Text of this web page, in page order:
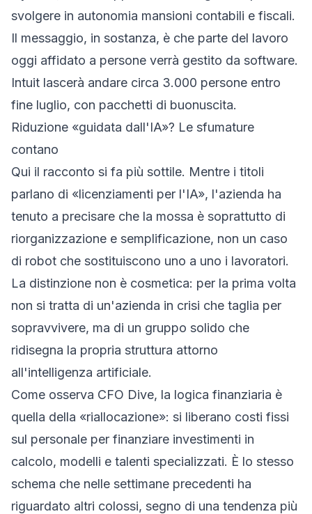
svolgere in autonomia mansioni contabili e fiscali.
Il messaggio, in sostanza, è che parte del lavoro
oggi affidato a persone verrà gestito da software.
Intuit lascerà andare circa 3.000 persone entro
fine luglio, con pacchetti di buonuscita.
Riduzione «guidata dall'IA»? Le sfumature
contano
Qui il racconto si fa più sottile. Mentre i titoli
parlano di «licenziamenti per l'IA», l'azienda ha
tenuto a precisare che la mossa è soprattutto di
riorganizzazione e semplificazione, non un caso
di robot che sostituiscono uno a uno i lavoratori.
La distinzione non è cosmetica: per la prima volta
non si tratta di un'azienda in crisi che taglia per
sopravvivere, ma di un gruppo solido che
ridisegna la propria struttura attorno
all'intelligenza artificiale.
Come osserva CFO Dive, la logica finanziaria è
quella della «riallocazione»: si liberano costi fissi
sul personale per finanziare investimenti in
calcolo, modelli e talenti specializzati. È lo stesso
schema che nelle settimane precedenti ha
riguardato altri colossi, segno di una tendenza più